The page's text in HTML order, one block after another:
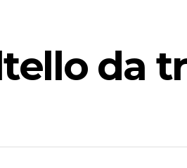
da